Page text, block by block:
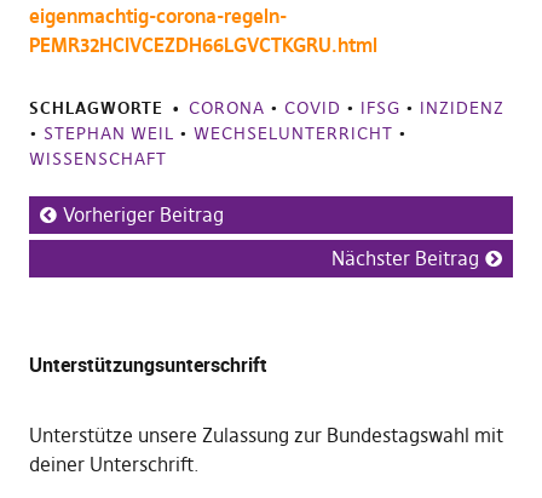
eigenmachtig-corona-regeln-
PEMR32HCIVCEZDH66LGVCTKGRU.html
SCHLAGWORTE CORONA • COVID • IFSG • INZIDENZ
• STEPHAN WEIL • WECHSELUNTERRICHT •
WISSENSCHAFT
Vorheriger Beitrag
Nächster Beitrag
Unterstützungsunterschrift
Unterstütze unsere Zulassung zur Bundestagswahl mit
deiner Unterschrift.